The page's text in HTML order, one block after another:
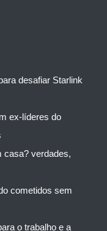
desafiar Starlink
ex-líderes do
casa? verdades,
cometidos sem
o trabalho e a